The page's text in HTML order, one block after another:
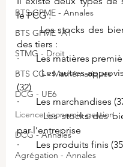
BTS GPME - Annales
BTS GPME -A1
STMG - Droit
BTS CG - Mathématiques
DCG - UE6
Licence économie gestion
DCG - Annales
Agrégation - Annales
le PCG :
-      Les stocks des
des tiers :
·       Les matières
·       Les autres
(32)
·       Les marchandises
-      Les stocks des
par l’entreprise
·       Les produits finis